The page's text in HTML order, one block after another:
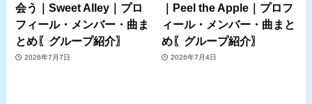
会う｜Sweet Alley｜プロ
フィール・メンバー・曲ま
とめ〖グループ紹介〗
2026年7月7日
｜Peel the Apple｜プロフ
ィール・メンバー・曲まと
め〖グループ紹介〗
2026年7月4日